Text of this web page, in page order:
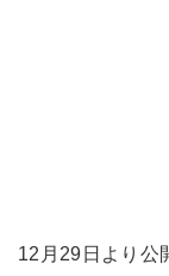
12月29日より公